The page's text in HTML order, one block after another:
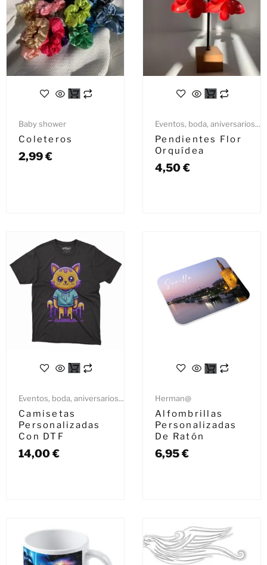
Baby shower
Coleteros
2,99€
Eventos, boda, aniversarios...
Pendientes Flor
Orquídea
4,50€
Eventos, boda, aniversarios...
Camisetas
Personalizadas
Con DTF
14,00€
Herman@
Alfombrillas
Personalizadas
De Ratón
6,95€